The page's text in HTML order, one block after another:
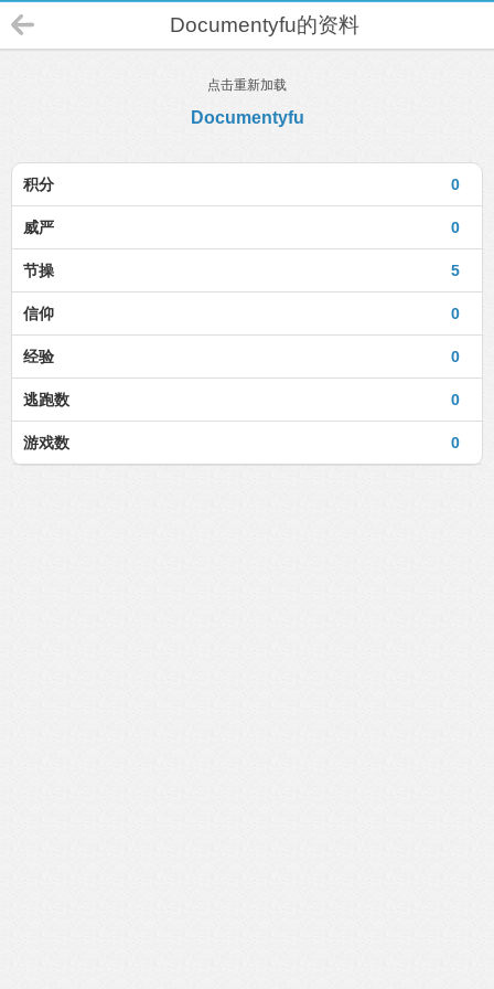
Documentyfu的资料
点击重新加载
Documentyfu
0
积分
0
威严
5
节操
0
信仰
0
经验
0
逃跑数
0
游戏数